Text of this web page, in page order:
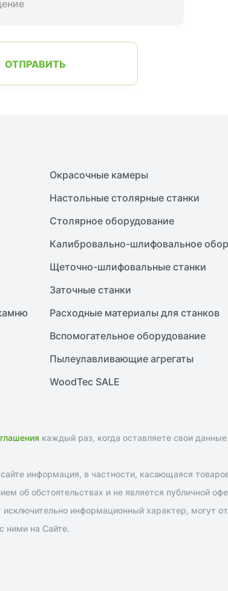
ОТПРАВИТЬ
Окрасочные камеры
Настольные столярные станки
Столярное оборудование
Калибровально-шлифовальное
Щеточно-шлифовальные станки
Заточные станки
Расходные материалы для станков
Вспомогательное оборудование
Пылеулавливающие агрегаты
WoodTec SALE
каждый раз, когда оставляете свои
информация, в частности, касающаяся
об обстоятельствах и не является публичной
информационный характер, могут
ними на Сайте.